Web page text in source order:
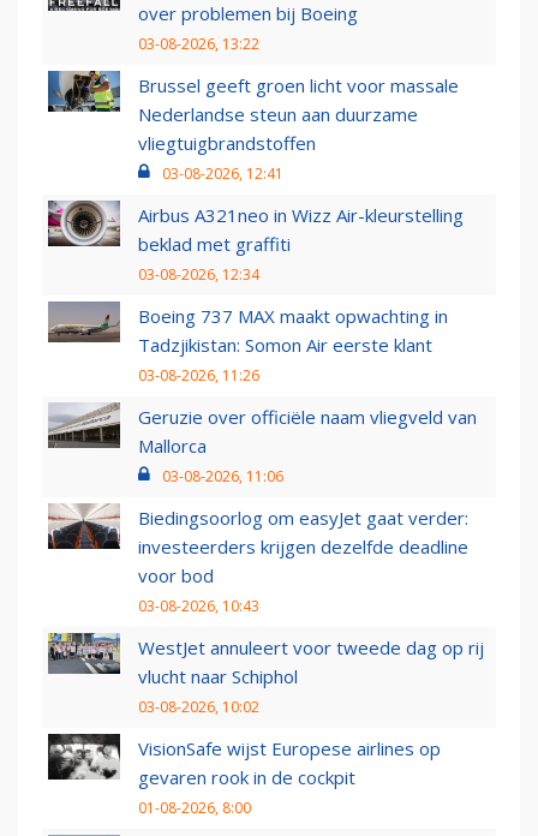
over problemen bij Boeing
03-08-2026, 13:22
Brussel geeft groen licht voor massale
Nederlandse steun aan duurzame
vliegtuigbrandstoffen
03-08-2026, 12:41
Airbus A321neo in Wizz Air-kleurstelling
beklad met graffiti
03-08-2026, 12:34
Boeing 737 MAX maakt opwachting in
Tadzjikistan: Somon Air eerste klant
03-08-2026, 11:26
Geruzie over officiële naam vliegveld van
Mallorca
03-08-2026, 11:06
Biedingsoorlog om easyJet gaat verder:
investeerders krijgen dezelfde deadline
voor bod
03-08-2026, 10:43
WestJet annuleert voor tweede dag op rij
vlucht naar Schiphol
03-08-2026, 10:02
VisionSafe wijst Europese airlines op
gevaren rook in de cockpit
01-08-2026, 8:00